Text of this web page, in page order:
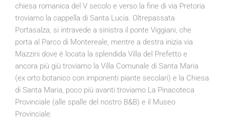
chiesa romanica del V secolo e verso la fine di via Pretoria
troviamo la cappella di Santa Lucia. Oltrepassata
Portasalza, si intravede a sinistra il ponte Viggiani, che
porta al Parco di Montereale, mentre a destra inizia via
Mazzini dove è locata la splendida Villa del Prefetto e
ancora più giù troviamo la Villa Comunale di Santa Maria
(ex orto botanico con imponenti piante secolari) e la Chiesa
di Santa Maria, poco più avanti troviamo La Pinacoteca
Provinciale (alle spalle del nostro B&B) e il Museo
Provinciale.